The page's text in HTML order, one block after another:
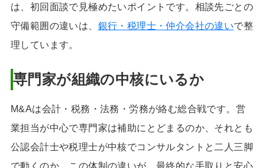
は、初回面談で見極めたいポイントです。相談先ごとの
守備範囲の違いは、 銀行・税理士・仲介会社の違いで整
理しています。
専門家が組織の中核にいるか
M&Aは会計・税務・法務・労務が絡む総合戦です。営
業担当が中心で専門家は補助にとどまるのか、それとも
公認会計士や税理士が中核でコンサルタントと二人三脚
で動くのか。この体制の違いが、最終的な手取りと安心